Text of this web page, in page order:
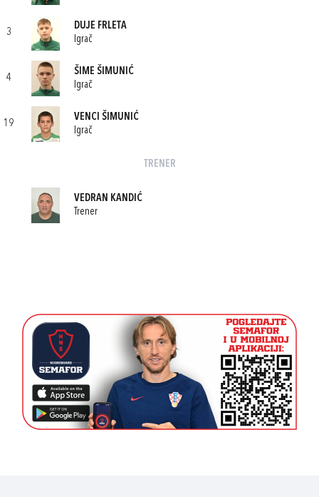
3
DUJE FRLETA
Igrač
4
ŠIME ŠIMUNIĆ
Igrač
19
VENCI ŠIMUNIĆ
Igrač
TRENER
VEDRAN KANDIĆ
Trener